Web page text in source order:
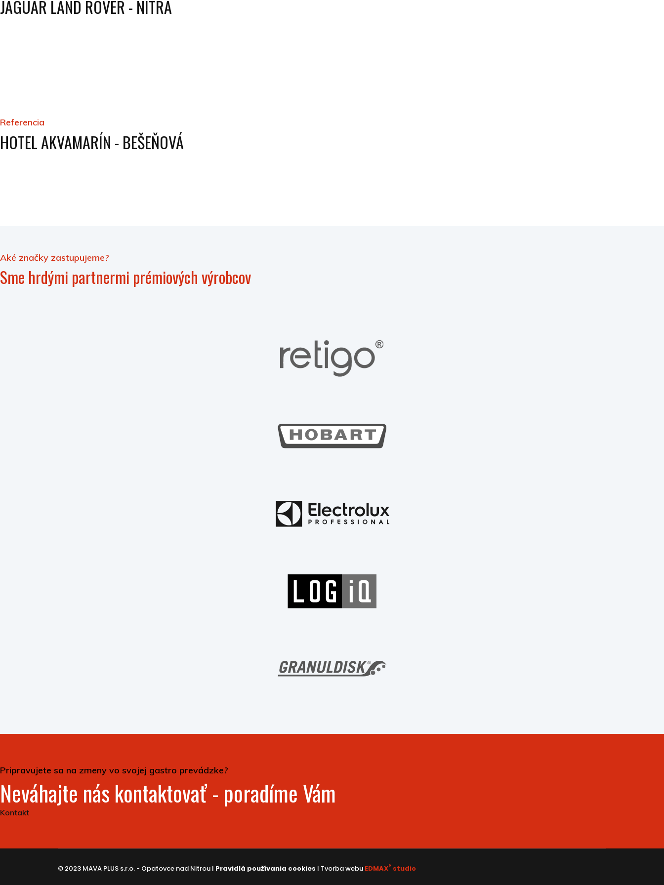
JAGUAR LAND ROVER - NITRA
Referencia
HOTEL AKVAMARÍN - BEŠEŇOVÁ
Aké značky zastupujeme?
Sme hrdými partnermi prémiových výrobcov
Pripravujete sa na zmeny vo svojej gastro prevádzke?
Neváhajte nás kontaktovať - poradíme Vám
Kontakt
© 2023 MAVA PLUS s.r.o. - Opatovce nad Nitrou | Pravidlá používania cookies | Tvorba webu EDMAX® studio